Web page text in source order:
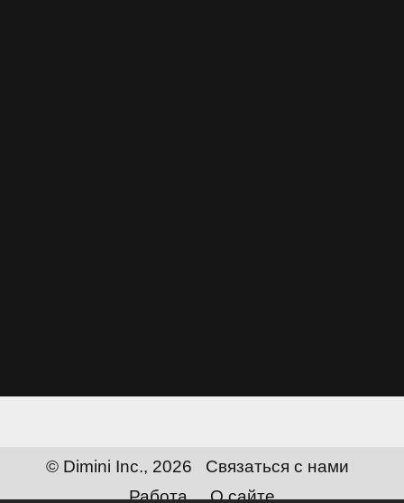
© Dimini Inc., 2026
Связаться с нами
Работа
О сайте